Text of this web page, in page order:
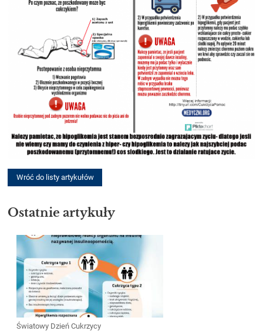
Wróć do listy artykułów
Ostatnie artykuły
Światowy Dzień Cukrzycy